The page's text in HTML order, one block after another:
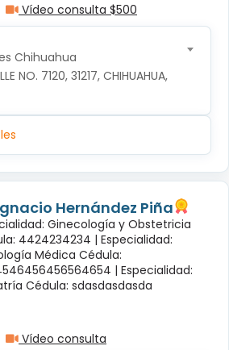
Vídeo consulta $500
Chihuahua
NO. 7120, 31217, CHIHUAHUA,
Hernández Piña
Ginecología y Obstetricia
4424234234 | Especialidad:
Médica Cédula:
| Especialidad:
Cédula: sdasdasdasda
Vídeo consulta